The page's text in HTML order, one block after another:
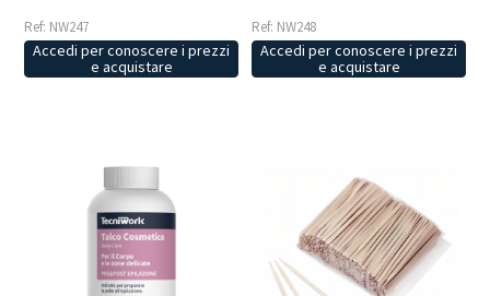
Ref: NW247
Accedi per conoscere i prezzi
e acquistare
Ref: NW248
Accedi per conoscere i prezzi
e acquistare